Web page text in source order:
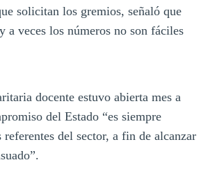
solicitan los gremios, señaló que
a veces los números no son fáciles
docente estuvo abierta mes a
del Estado “es siempre
del sector, a fin de alcanzar